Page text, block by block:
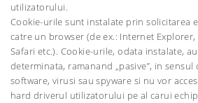
utilizatorului.
Cookie-urile sunt instalate prin solicitarea
catre un browser (de ex.: Internet
Safari etc.). Cookie-urile, odata instalate,
determinata, ramanand „pasive”, in
software, virusi sau spyware si nu vor
hard driverul utilizatorului pe al carui